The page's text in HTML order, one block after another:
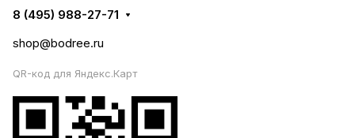
8 (495) 988-27-71
shop@bodree.ru
QR-код для Яндекс.Карт